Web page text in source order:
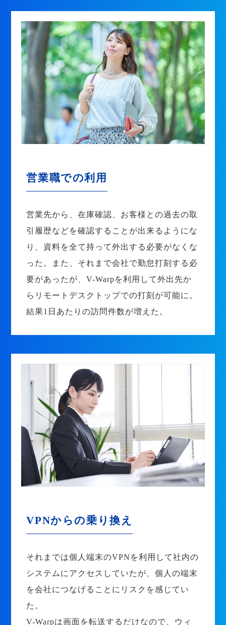
営業職での利用
営業先から、在庫確認、お客様との過去の取
引履歴などを確認することが出来るようにな
り、資料を全て持って外出する必要がなくな
った。また、それまで会社で勤怠打刻する必
要があったが、V-Warpを利用して外出先か
らリモートデスクトップでの打刻が可能に。
結果1日あたりの訪問件数が増えた。
VPNからの乗り換え
それまでは個人端末のVPNを利用して社内の
システムにアクセスしていたが、個人の端末
を会社につなげることにリスクを感じてい
た。
V-Warpは画面を転送するだけなので、ウィ